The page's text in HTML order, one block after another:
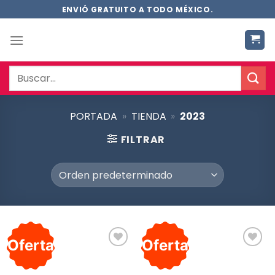
al
contenido
ENVIÓ GRATUITO A TODO MÉXICO.
Buscar
PORTADA » TIENDA » 2023
FILTRAR
Oferta Oferta